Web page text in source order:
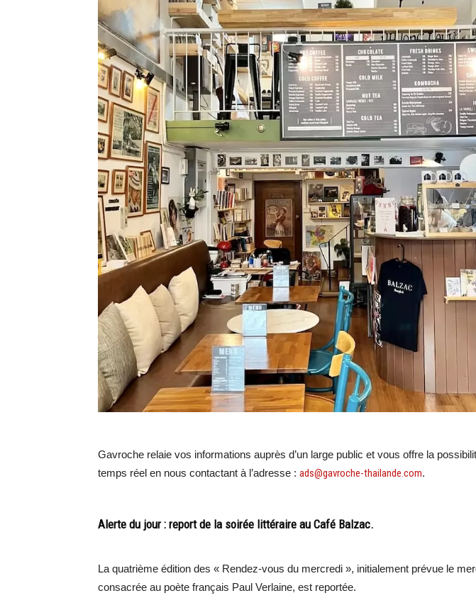
Gavroche relaie vos informations auprès d’un large public et vous offre la
temps réel en nous contactant à l’adresse : ads@gavroche-thailande.com.
Alerte du jour : report de la soirée littéraire au Café Balzac.
La quatrième édition des « Rendez-vous du mercredi », initialement prévue le
consacrée au poète français Paul Verlaine, est reportée.